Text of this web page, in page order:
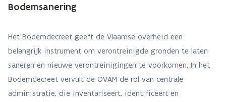
Bodemsanering
Het Bodemdecreet geeft de Vlaamse overheid een
belangrijk instrument om verontreinigde gronden te laten
saneren en nieuwe verontreinigingen te voorkomen. In het
Bodemdecreet vervult de OVAM de rol van centrale
administratie, die inventariseert, identificeert en